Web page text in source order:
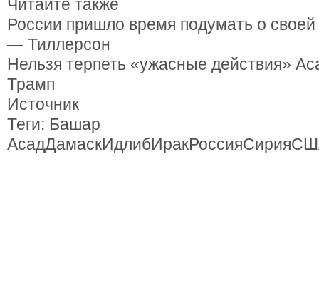
Читайте также
России пришло время подумать о
— Тиллерсон
Нельзя терпеть «ужасные действия»
Трамп
Источник
Теги: Башар